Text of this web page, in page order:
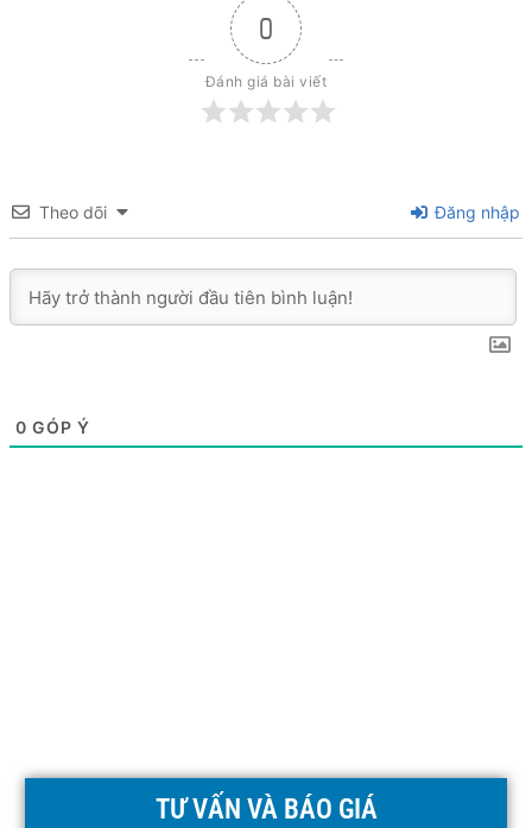
0
Đánh giá bài viết
Theo dõi Đăng nhập
0 GÓP Ý
TƯ VẤN VÀ BÁO GIÁ